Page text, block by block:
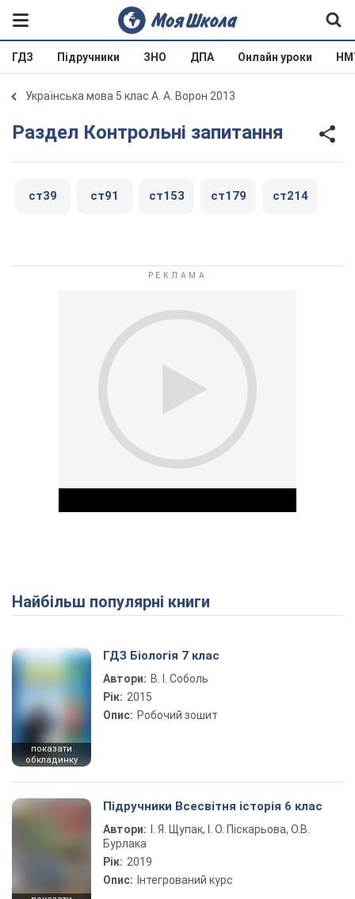
ГДЗ Підручники ЗНО ДПА Онлайн уроки
Українська мова 5 клас А. А. Ворон 2013
Раздел Контрольні запитання
ст39 ст91 ст153 ст179 ст214
Play Video
Найбільш популярні книги
показати
обкладинку
ГДЗ Біологія 7 клас
Автори: В. І. Соболь
Рік: 2015
Опис: Робочий зошит
Підручники Всесвітня історія 6 клас
Автори:
І. Я. Щупак, І. О. Піскарьова, О.В.
Бурлака
Рік: 2019
Опис: Інтегрований курс